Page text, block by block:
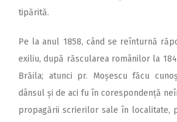
tipărită.
Pe la anul 1858, când se reînturnă
exiliu, după răscularea românilor la
Brăila; atunci pr. Moșescu făcu
dânsul și de aci fu în corespondență
propagării scrierilor sale în localitate,